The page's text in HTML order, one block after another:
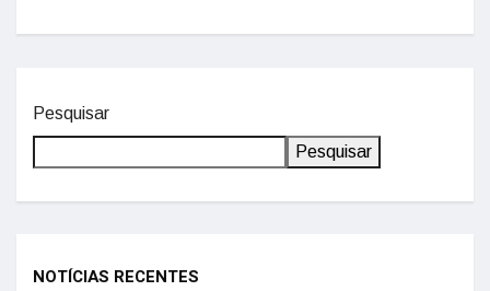
Pesquisar
Pesquisar
NOTÍCIAS RECENTES